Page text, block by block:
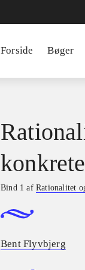
Forside Bøger
Bind 1 afRationalitet
Bent Flyvbjerg